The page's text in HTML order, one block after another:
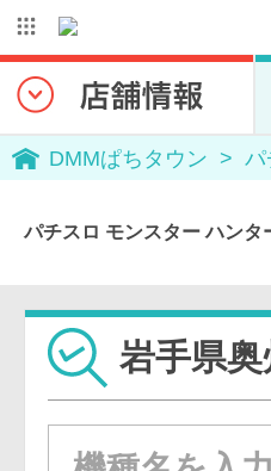
DMMぱちタウン パ
パチスロ モンスター ハン
岩手県